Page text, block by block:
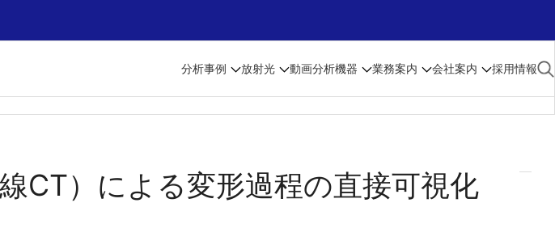
分析事例 放射光 動画分析機器 業務案内 会社案内 採用情報
CT）による変形過程の直接可視化